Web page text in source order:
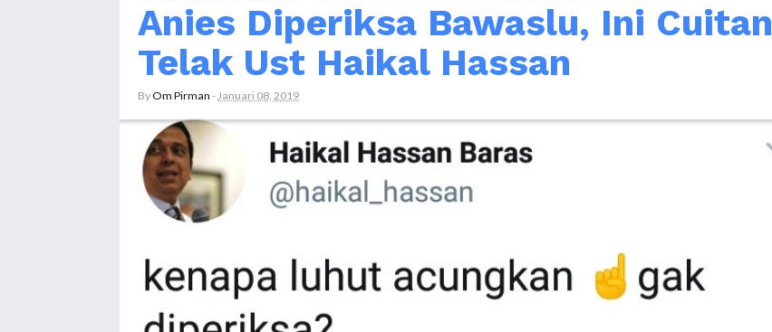
Anies Diperiksa Bawaslu, Ini Cuitan
Telak Ust Haikal Hassan
ByOm Pirman -Januari 08, 2019